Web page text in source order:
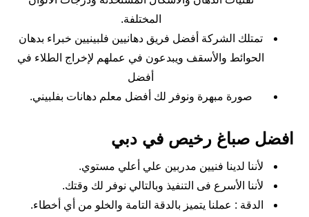
المختلفة.
تمتلك الشركة أفضل فريق دهانيين فلبينيين خبراء بدهان
الحوائط والأسقف ويبدعون في عملهم لإخراج الطلاء في
أفضل
صورة مبهرة ونوفر لك أفضل معلم دهانات بفلبيني.
افضل صباغ رخيص في دبي
لأننا لدينا فنيين مدربين علي أعلي مستوي.
لأننا الأسرع فى التنفيذ وبالتالي نوفر لك وقتك.
الدقة : عملنا يتميز بالدقة التامة والخلو من أي أخطاء.